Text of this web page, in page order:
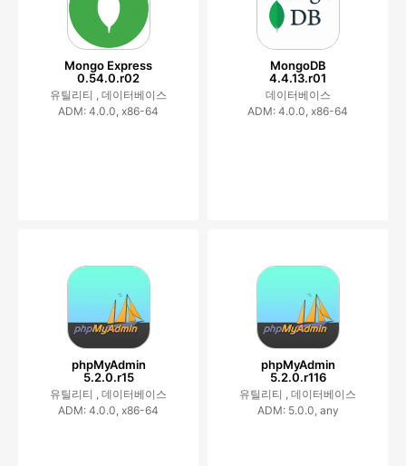
Mongo Express
0.54.0.r02
유틸리티 , 데이터베이스
ADM: 4.0.0, x86-64
MongoDB
4.4.13.r01
데이터베이스
ADM: 4.0.0, x86-64
phpMyAdmin
5.2.0.r15
유틸리티 , 데이터베이스
ADM: 4.0.0, x86-64
phpMyAdmin
5.2.0.r116
유틸리티 , 데이터베이스
ADM: 5.0.0, any